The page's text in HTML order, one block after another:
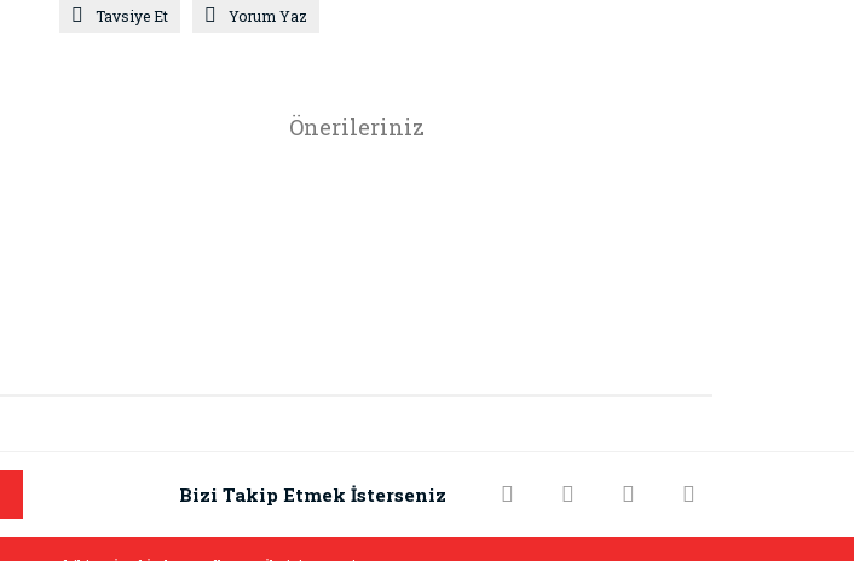
Tavsiye Et Yorum Yaz
Önerileriniz
Yorum Yaz
Bizi Takip Etmek İsterseniz